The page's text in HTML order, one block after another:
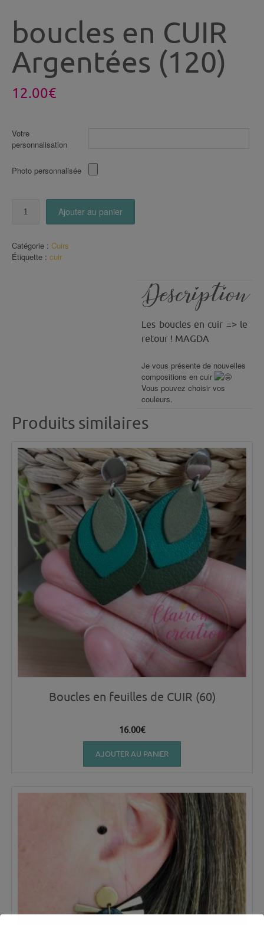
boucles en CUIR
Argentées (120)
12.00€
Votre
personnalisation
Photo personnalisée
CUIR
Argentées
Ajouter au panier
Catégorie : Cuirs
Étiquette : cuir
Description
Les boucles en cuir => le
retour ! MAGDA
Je vous présente de nouvelles
compositions en cuir
Vous pouvez choisir vos
couleurs.
Produits similaires
Boucles en feuilles de CUIR (60)
16.00€
AJOUTER AU PANIER